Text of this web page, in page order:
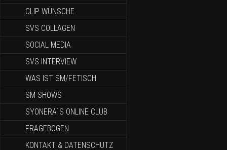
CLIP WÜNSCHE
SVS COLLAGEN
SOCIAL MEDIA
SVS INTERVIEW
WAS IST SM/FETISCH
SM SHOWS
SYONERA`S ONLINE CLUB
FRAGEBOGEN
KONTAKT & DATENSCHUTZ